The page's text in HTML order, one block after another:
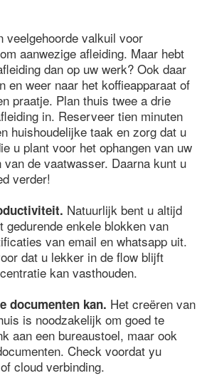
veelgehoorde valkuil voor
aanwezige afleiding. Maar hebt
dan op uw werk? Ook daar
en weer naar het koffieapparaat of
praatje. Plan thuis twee a drie
in. Reserveer tien minuten
huishoudelijke taak en zorg dat u
u plant voor het ophangen van uw
de vaatwasser. Daarna kunt u
verder!
Natuurlijk bent u altijd
gedurende enkele blokken van
van email en whatsapp uit.
dat u lekker in de flow blijft
kan vasthouden.
documenten kan. Het creëren van
is noodzakelijk om goed te
aan een bureaustoel, maar ook
Check voordat yu
cloud verbinding.